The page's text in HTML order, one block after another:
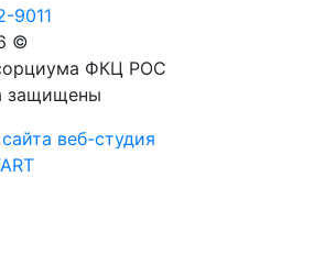
9011
©
ФКЦ РОС
защищены
веб-студия